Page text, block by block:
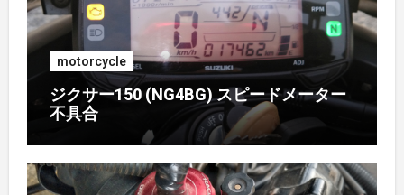
2016年7月 (1)
2016年6月 (3)
2016年5月 (4)
2016年4月 (2)
motorcycle
ジクサー150 (NG4BG) スピードメーター
不具合